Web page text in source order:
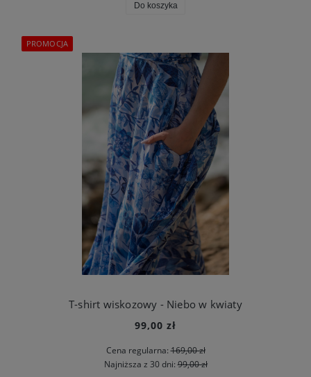
Do koszyka
T-shirt wiskozowy - Niebo w kwiaty
99,00 zł
Cena regularna:169,00 zł
Najniższa z 30 dni:99,00 zł
PROMOCJA